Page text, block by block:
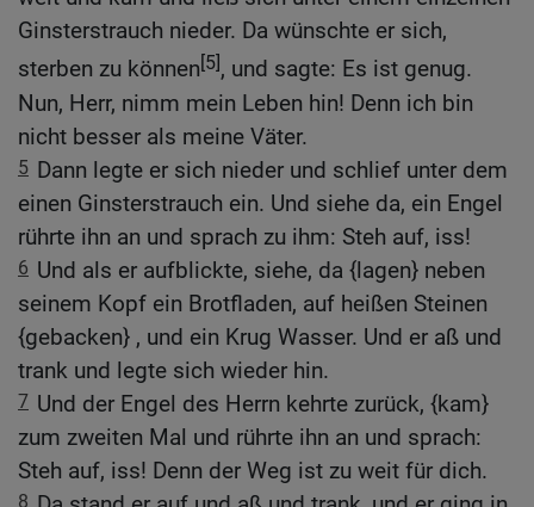
Ginsterstrauch nieder. Da wünschte er sich,
sterben zu können[5], und sagte: Es ist genug.
Nun, Herr, nimm mein Leben hin! Denn ich bin
nicht besser als meine Väter.
5 Dann legte er sich nieder und schlief unter dem
einen Ginsterstrauch ein. Und siehe da, ein Engel
rührte ihn an und sprach zu ihm: Steh auf, iss!
6 Und als er aufblickte, siehe, da {lagen} neben
seinem Kopf ein Brotfladen, auf heißen Steinen
{gebacken} , und ein Krug Wasser. Und er aß und
trank und legte sich wieder hin.
7 Und der Engel des Herrn kehrte zurück, {kam}
zum zweiten Mal und rührte ihn an und sprach:
Steh auf, iss! Denn der Weg ist zu weit für dich.
8